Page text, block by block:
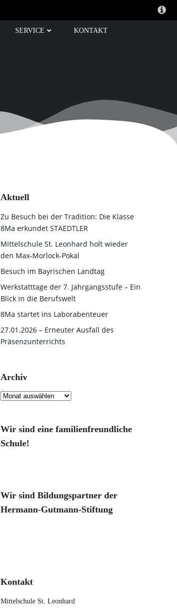
SERVICE KONTAKT
Aktuell
Zu Besuch bei der Tradition: Die Klasse
8Ma erkundet STAEDTLER
Mittelschule St. Leonhard holt wieder
den Max-Morlock-Pokal
Besuch im Bayrischen Landtag
Werkstatttage der 7. Jahrgangsstufe – Ein
Blick in die Berufswelt
8Ma startet ins Laborabenteuer
27.01.2026 – Erneuter Ausfall des
Präsenzunterrichts
Archiv
Archiv
Wir sind eine familienfreundliche
Schule!
Wir sind Bildungspartner der
Hermann-Gutmann-Stiftung
Kontakt
Mittelschule St. Leonhard